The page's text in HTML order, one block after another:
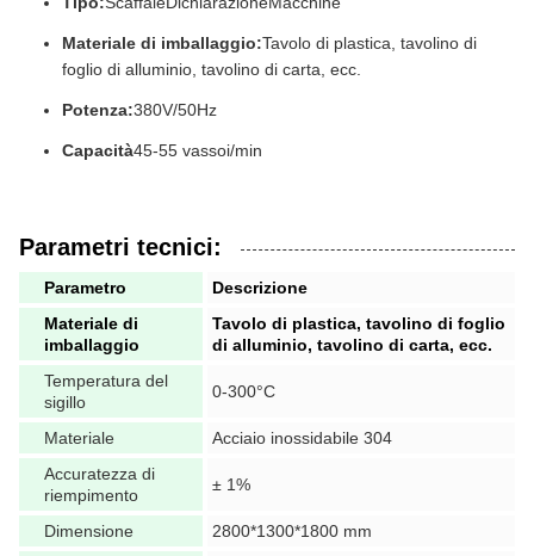
Materiale di imballaggio:Tavolo di plastica, tavolino di
foglio di alluminio, tavolino di carta, ecc.
Potenza:380V/50Hz
Capacità45-55 vassoi/min
Parametri tecnici:
Parametro
Descrizione
Materiale di
imballaggio
Tavolo di plastica, tavolino di foglio
di alluminio, tavolino di carta, ecc.
Temperatura del
sigillo
0-300°C
Materiale
Acciaio inossidabile 304
Accuratezza di
riempimento
± 1%
Dimensione
2800*1300*1800 mm